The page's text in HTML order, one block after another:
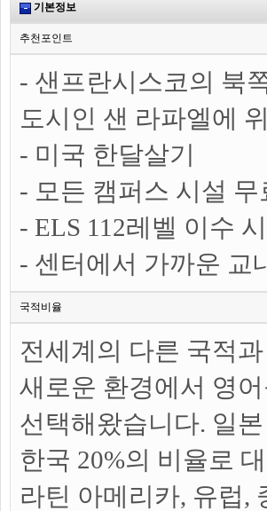
기본정보
추천포인트
- 샌프란시스코의 북
도시인 샌 라파엘에
- 미국 한달살기
- 모든 캠퍼스 시설 무
- ELS 112레벨 이수
- 센터에서 가까운 교
국적비율
전세계의 다른 국적
새로운 환경에서 영
선택해왔습니다. 일
한국 20%의 비율로
라틴 아메리카, 유럽,